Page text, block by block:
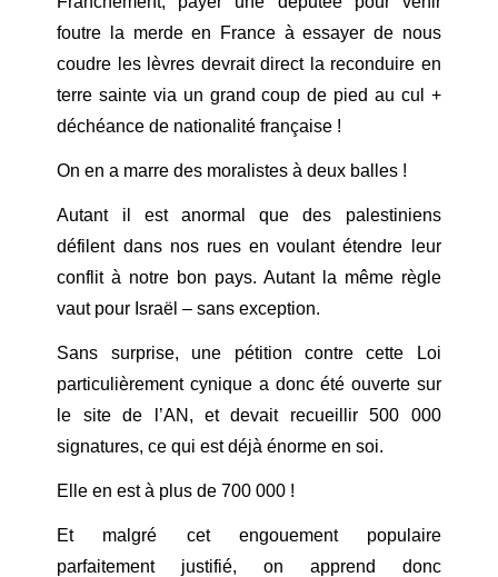
foutre la merde en France à essayer de nous
coudre les lèvres devrait direct la reconduire en
terre sainte via un grand coup de pied au cul +
déchéance de nationalité française !
On en a marre des moralistes à deux balles !
Autant il est anormal que des palestiniens
défilent dans nos rues en voulant étendre leur
conflit à notre bon pays. Autant la même règle
vaut pour Israël – sans exception.
Sans surprise, une pétition contre cette Loi
particulièrement cynique a donc été ouverte sur
le site de l’AN, et devait recueillir 500 000
signatures, ce qui est déjà énorme en soi.
Elle en est à plus de 700 000 !
Et malgré cet engouement populaire
parfaitement justifié, on apprend donc